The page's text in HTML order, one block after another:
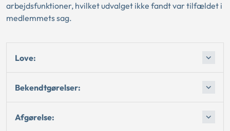
arbejdsfunktioner, hvilket udvalget ikke fandt var tilfældet i
medlemmets sag.
Love:
Bekendtgørelser:
Afgørelse: